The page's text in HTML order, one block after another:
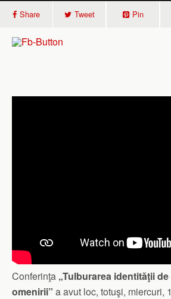
Share Tweet Pin
Conferinţa „Tulburarea identităţii
omenirii” a avut loc, totuşi, miercuri,